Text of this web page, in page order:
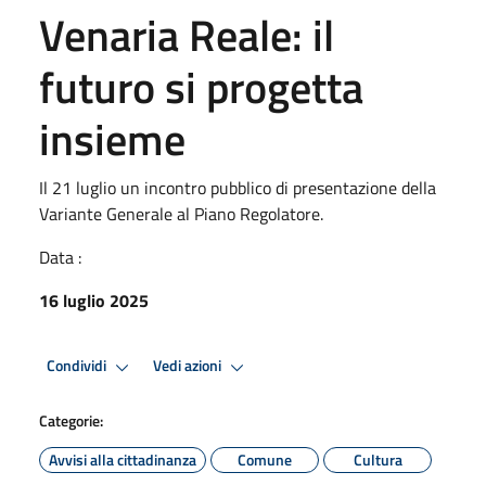
Venaria Reale: il
futuro si progetta
insieme
Il 21 luglio un incontro pubblico di presentazione della
Variante Generale al Piano Regolatore.
Data :
16 luglio 2025
Condividi Vedi azioni
Categorie:
Avvisi alla cittadinanza
Comune
Cultura